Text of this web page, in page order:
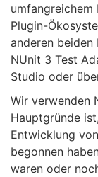
umfangreichem
Plugin-
anderen beiden
NUnit 3 Test
Studio oder
Wir verwenden
Hauptgründe
Entwicklung
begonnen
waren oder